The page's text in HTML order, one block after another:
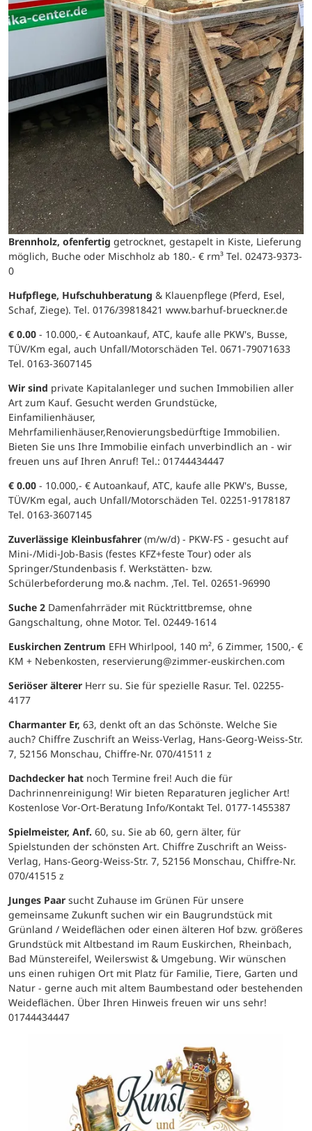
Brennholz, ofenfertig getrocknet, gestapelt in Kiste, Lieferung
möglich, Buche oder Mischholz ab 180.- € rm³ Tel. 02473-9373-
0
Hufpflege, Hufschuhberatung & Klauenpflege (Pferd, Esel,
Schaf, Ziege). Tel. 0176/39818421 www.barhuf-brueckner.de
€ 0.00 - 10.000,- € Autoankauf, ATC, kaufe alle PKW's, Busse,
TÜV/Km egal, auch Unfall/Motorschäden Tel. 0671-79071633
Tel. 0163-3607145
Wir sind private Kapitalanleger und suchen Immobilien aller
Art zum Kauf. Gesucht werden Grundstücke,
Einfamilienhäuser,
Mehrfamilienhäuser,Renovierungsbedürftige Immobilien.
Bieten Sie uns Ihre Immobilie einfach unverbindlich an - wir
freuen uns auf Ihren Anruf! Tel.: 01744434447
€ 0.00 - 10.000,- € Autoankauf, ATC, kaufe alle PKW's, Busse,
TÜV/Km egal, auch Unfall/Motorschäden Tel. 02251-9178187
Tel. 0163-3607145
Zuverlässige Kleinbusfahrer (m/w/d) - PKW-FS - gesucht auf
Mini-/Midi-Job-Basis (festes KFZ+feste Tour) oder als
Springer/Stundenbasis f. Werkstätten- bzw.
Schülerbeforderung mo.& nachm. ,Tel. Tel. 02651-96990
Suche 2 Damenfahrräder mit Rücktrittbremse, ohne
Gangschaltung, ohne Motor. Tel. 02449-1614
Euskirchen Zentrum EFH Whirlpool, 140 m², 6 Zimmer, 1500,- €
KM + Nebenkosten, reservierung@zimmer-euskirchen.com
Seriöser älterer Herr su. Sie für spezielle Rasur. Tel. 02255-
4177
Charmanter Er, 63, denkt oft an das Schönste. Welche Sie
auch? Chiffre Zuschrift an Weiss-Verlag, Hans-Georg-Weiss-Str.
7, 52156 Monschau, Chiffre-Nr. 070/41511 z
Dachdecker hat noch Termine frei! Auch die für
Dachrinnenreinigung! Wir bieten Reparaturen jeglicher Art!
Kostenlose Vor-Ort-Beratung Info/Kontakt Tel. 0177-1455387
Spielmeister, Anf. 60, su. Sie ab 60, gern älter, für
Spielstunden der schönsten Art. Chiffre Zuschrift an Weiss-
Verlag, Hans-Georg-Weiss-Str. 7, 52156 Monschau, Chiffre-Nr.
070/41515 z
Junges Paar sucht Zuhause im Grünen Für unsere
gemeinsame Zukunft suchen wir ein Baugrundstück mit
Grünland / Weideflächen oder einen älteren Hof bzw. größeres
Grundstück mit Altbestand im Raum Euskirchen, Rheinbach,
Bad Münstereifel, Weilerswist & Umgebung. Wir wünschen
uns einen ruhigen Ort mit Platz für Familie, Tiere, Garten und
Natur - gerne auch mit altem Baumbestand oder bestehenden
Weideflächen. Über Ihren Hinweis freuen wir uns sehr!
01744434447